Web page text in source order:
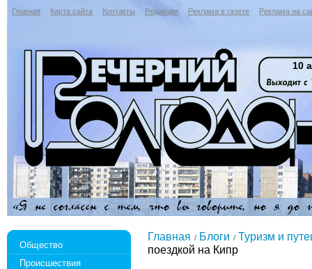
Главная Карта сайта Контакты Редакция Реклама в газете Реклама на
10
Общество
Происшествия
Главная Блоги
Туризм и
поездкой на Кипр